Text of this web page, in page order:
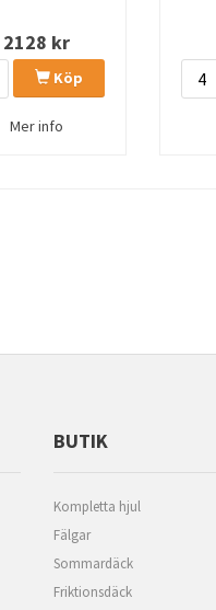
2128 kr
Köp
Mer info
BUTIK
Kompletta hjul
Fälgar
Sommardäck
Friktionsdäck